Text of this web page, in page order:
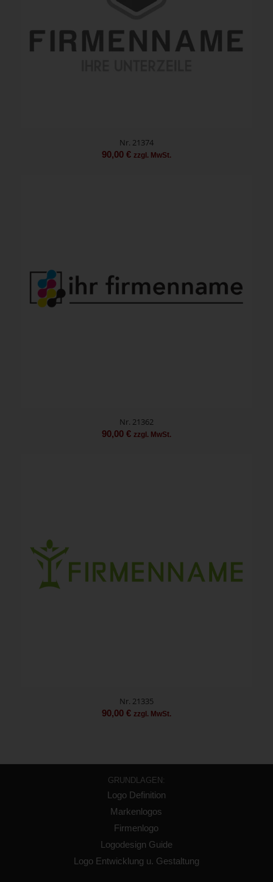
Nr. 21374
90,00 € zzgl. MwSt.
Nr. 21362
90,00 € zzgl. MwSt.
Nr. 21335
90,00 € zzgl. MwSt.
GRUNDLAGEN:
Logo Definition
Markenlogos
Firmenlogo
Logodesign Guide
Logo Entwicklung u. Gestaltung